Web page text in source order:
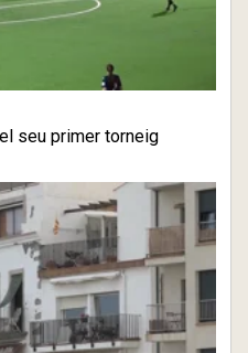
seu primer torneig